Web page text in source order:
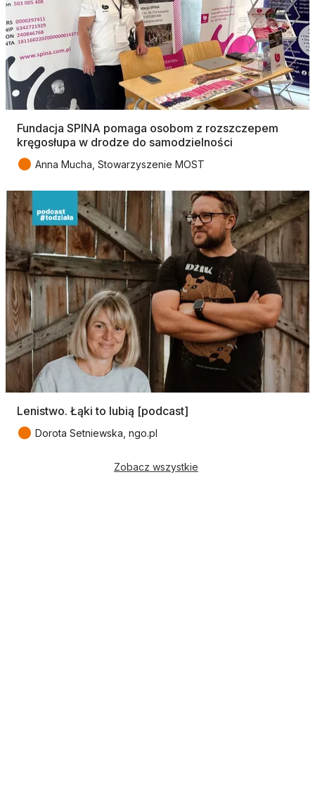
Fundacja SPINA pomaga osobom z rozszczepem
kręgosłupa w drodze do samodzielności
● Anna Mucha, Stowarzyszenie MOST
Lenistwo. Łąki to lubią [podcast]
● Dorota Setniewska, ngo.pl
Zobacz wszystkie